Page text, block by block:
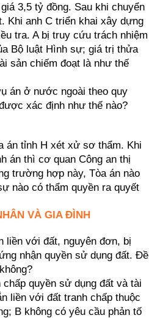
3,5 tỷ đồng. Sau khi chuyển
Khi anh C triển khai xây dựng
tra. A bị truy cứu trách nhiệm
Bộ luật Hình sự; giá trị thửa
sản chiếm đoạt là như thế
án ở nước ngoài theo quy
xác định như thế nào?
án tỉnh H xét xử sơ thẩm. Khi
án thì cơ quan Công an thị
trường hợp này, Tòa án nào
nào có thẩm quyền ra quyết
VÀ GIA ĐÌNH
liền với đất, nguyên đơn, bị
nhận quyền sử dụng đất. Đề
quyền sử dụng đất và tài
liền với đất tranh chấp thuộc
B không có yêu cầu phản tố